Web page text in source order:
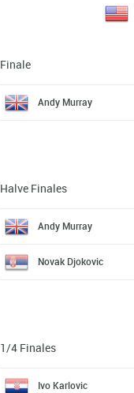
Finale
Andy Murray
Halve Finales
Andy Murray
Novak Djokovic
1/4 Finales
Ivo Karlovic